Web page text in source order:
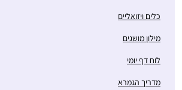
כלים ויזואליים
מילון מושגים
לוח דף יומי
מדריך הגמרא